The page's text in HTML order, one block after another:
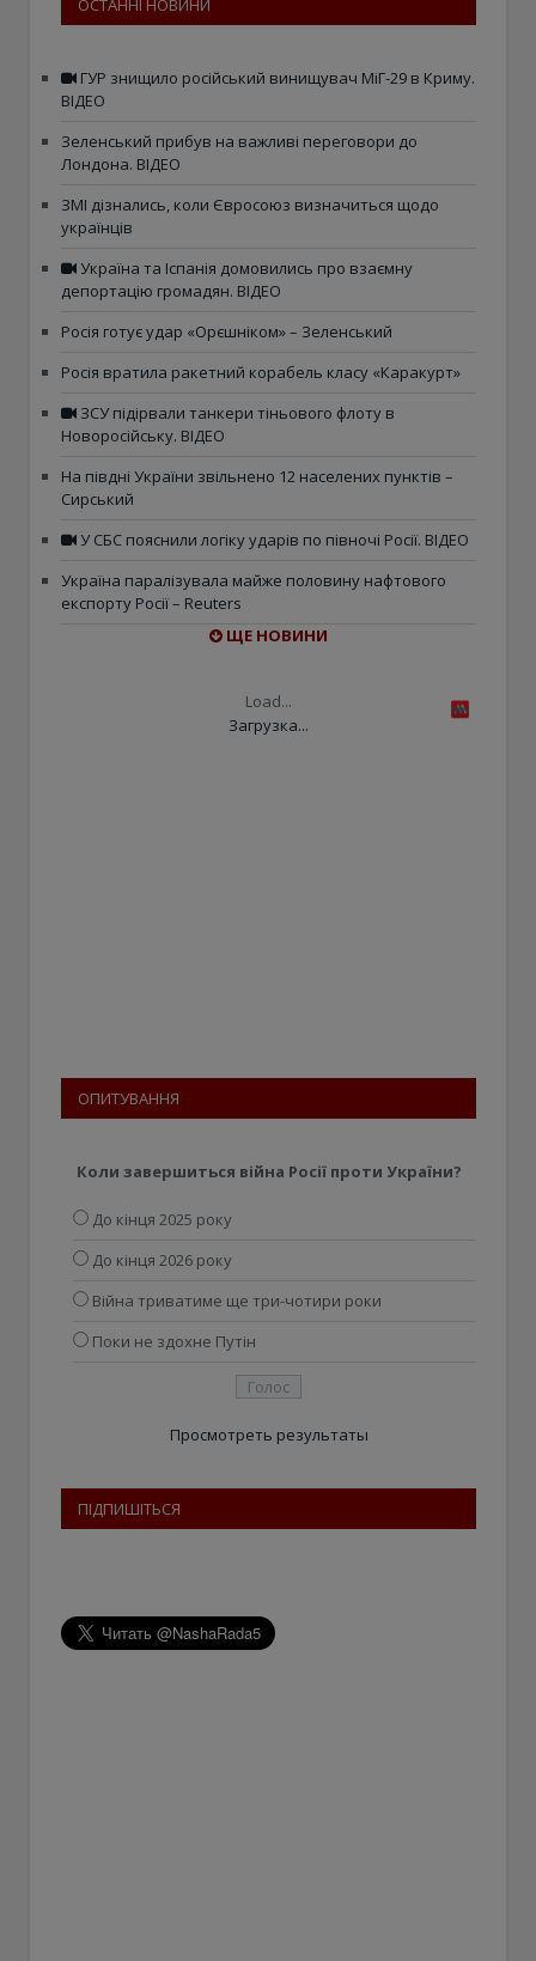
ОСТАННІ НОВИНИ
ГУР знищило російський винищувач МіГ-29 в Криму.
ВІДЕО
Зеленський прибув на важливі переговори до
Лондона. ВІДЕО
ЗМІ дізнались, коли Євросоюз визначиться щодо
українців
Україна та Іспанія домовились про взаємну
депортацію громадян. ВІДЕО
Росія готує удар «Орєшніком» – Зеленський
Росія вратила ракетний корабель класу «Каракурт»
ЗСУ підірвали танкери тіньового флоту в
Новоросійську. ВІДЕО
На півдні України звільнено 12 населених пунктів –
Сирський
У СБС пояснили логіку ударів по півночі Росії. ВІДЕО
Україна паралізувала майже половину нафтового
експорту Росії – Reuters
ЩЕ НОВИНИ
Load...
Загрузка...
ОПИТУВАННЯ
Коли завершиться війна Росії проти України?
До кінця 2025 року
До кінця 2026 року
Війна триватиме ще три-чотири роки
Поки не здохне Путін
Просмотреть результаты
ПІДПИШІТЬСЯ